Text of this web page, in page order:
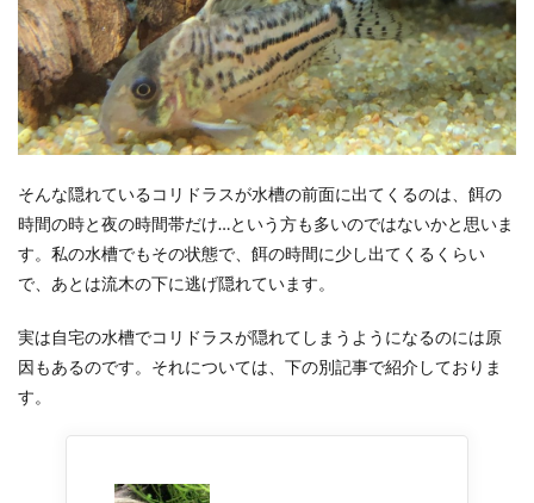
そんな隠れているコリドラスが水槽の前面に出てくるのは、餌の
時間の時と夜の時間帯だけ…という方も多いのではないかと思いま
す。私の水槽でもその状態で、餌の時間に少し出てくるくらい
で、あとは流木の下に逃げ隠れています。
実は自宅の水槽でコリドラスが隠れてしまうようになるのには原
因もあるのです。それについては、下の別記事で紹介しておりま
す。